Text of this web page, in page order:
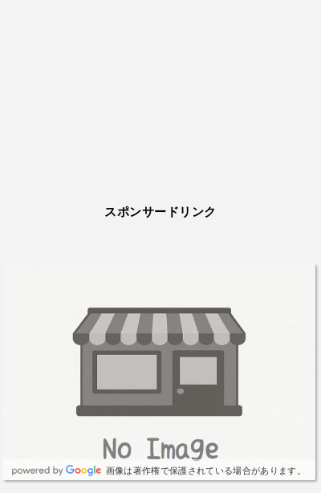
スポンサードリンク
画像は著作権で保護されている場合があります。